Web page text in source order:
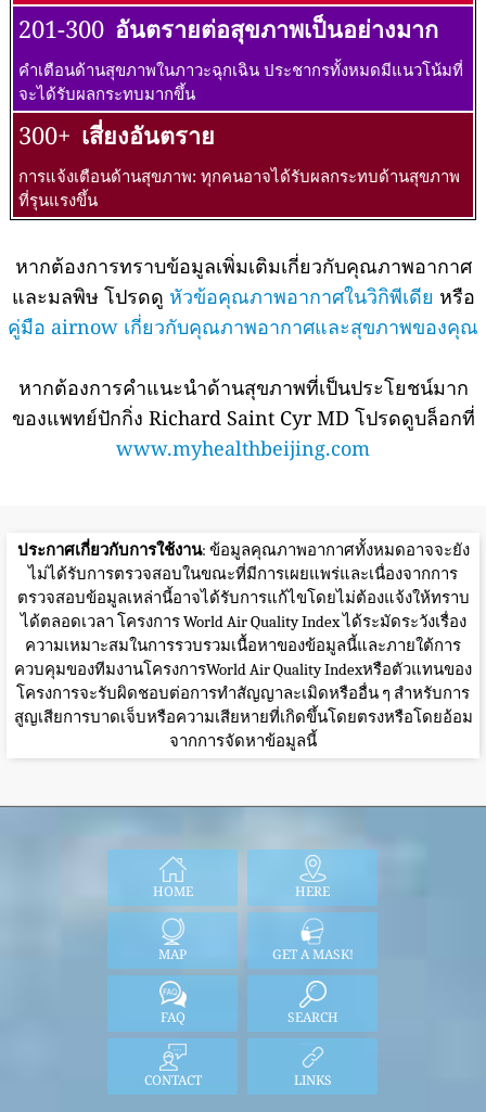
201-300 อันตรายต่อสุขภาพเป็นอย่างมาก
คำเตือนด้านสุขภาพในภาวะฉุกเฉิน ประชากรทั้งหมดมีแนวโน้มที่
จะได้รับผลกระทบมากขึ้น
300+ เสี่ยงอันตราย
การแจ้งเตือนด้านสุขภาพ: ทุกคนอาจได้รับผลกระทบด้านสุขภาพ
ที่รุนแรงขึ้น
หากต้องการทราบข้อมูลเพิ่มเติมเกี่ยวกับคุณภาพอากาศ
และมลพิษ โปรดดู หัวข้อคุณภาพอากาศในวิกิพีเดีย หรือ
คู่มือ airnow เกี่ยวกับคุณภาพอากาศและสุขภาพของคุณ
หากต้องการคำแนะนำด้านสุขภาพที่เป็นประโยชน์มาก
ของแพทย์ปักกิ่ง Richard Saint Cyr MD โปรดดูบล็อกที่
www.myhealthbeijing.com
ประกาศเกี่ยวกับการใช้งาน: ข้อมูลคุณภาพอากาศทั้งหมดอาจจะยัง
ไม่ได้รับการตรวจสอบในขณะที่มีการเผยแพร่และเนื่องจากการ
ตรวจสอบข้อมูลเหล่านี้อาจได้รับการแก้ไขโดยไม่ต้องแจ้งให้ทราบ
ได้ตลอดเวลา โครงการ World Air Quality Index ได้ระมัดระวังเรื่อง
ความเหมาะสมในการรวบรวมเนื้อหาของข้อมูลนี้และภายใต้การ
ควบคุมของทีมงานโครงการWorld Air Quality Indexหรือตัวแทนของ
โครงการจะรับผิดชอบต่อการทำสัญญาละเมิดหรืออื่น ๆ สำหรับการ
สูญเสียการบาดเจ็บหรือความเสียหายที่เกิดขึ้นโดยตรงหรือโดยอ้อม
จากการจัดหาข้อมูลนี้
HOME HERE
MAP GET A MASK!
FAQ SEARCH
CONTACT LINKS